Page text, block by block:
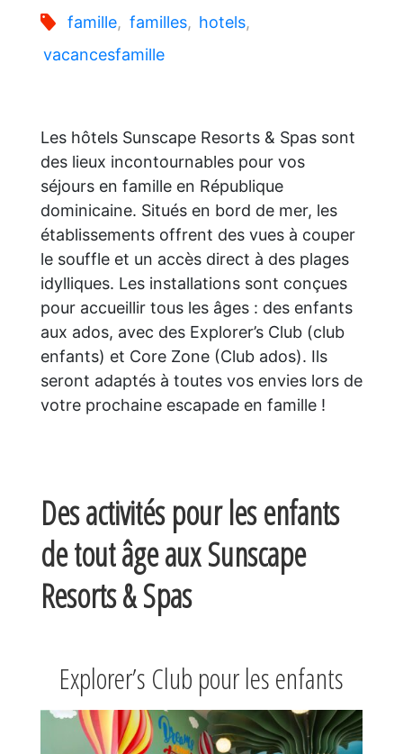
famille, familles, hotels,
vacancesfamille
Les hôtels Sunscape Resorts & Spas sont
des lieux incontournables pour vos
séjours en famille en République
dominicaine. Situés en bord de mer, les
établissements offrent des vues à couper
le souffle et un accès direct à des plages
idylliques. Les installations sont conçues
pour accueillir tous les âges : des enfants
aux ados, avec des Explorer’s Club (club
enfants) et Core Zone (Club ados). Ils
seront adaptés à toutes vos envies lors de
votre prochaine escapade en famille !
Des activités pour les enfants
de tout âge aux Sunscape
Resorts & Spas
Explorer’s Club pour les enfants